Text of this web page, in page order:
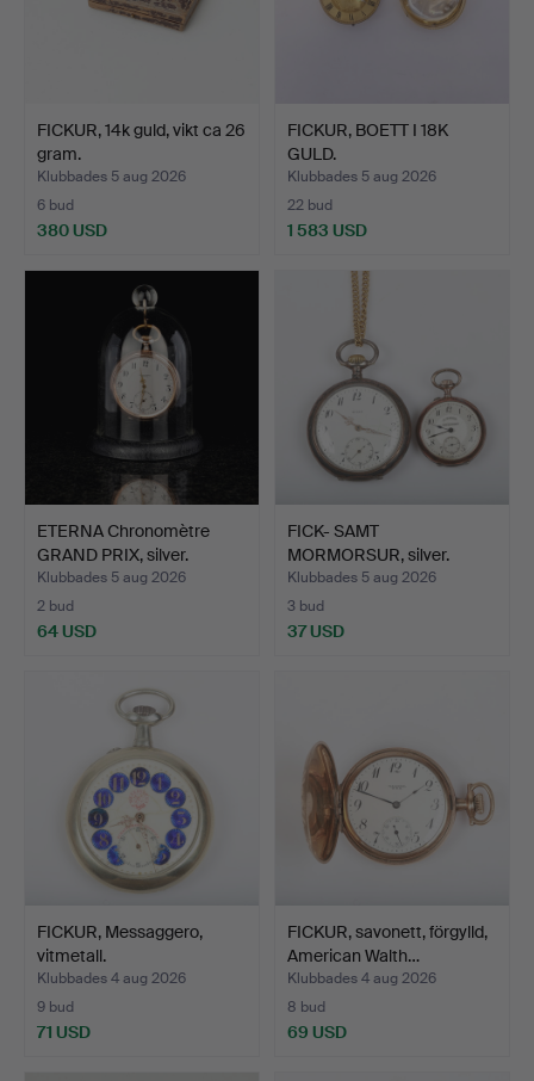
FICKUR, 14k guld, vikt ca 26
gram.
Klubbades 5 aug 2026
6 bud
380 USD
FICKUR, BOETT I 18K
GULD.
Klubbades 5 aug 2026
22 bud
1 583 USD
ETERNA Chronomètre
GRAND PRIX, silver.
Klubbades 5 aug 2026
2 bud
64 USD
FICK- SAMT
MORMORSUR, silver.
Klubbades 5 aug 2026
3 bud
37 USD
FICKUR, Messaggero,
vitmetall.
Klubbades 4 aug 2026
9 bud
71 USD
FICKUR, savonett, förgylld,
American Walth…
Klubbades 4 aug 2026
8 bud
69 USD